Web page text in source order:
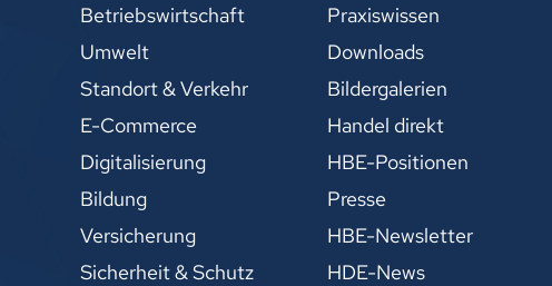
Betriebswirtschaft
Umwelt
Standort & Verkehr
E-Commerce
Digitalisierung
Bildung
Versicherung
Sicherheit & Schutz
Praxiswissen
Downloads
Bildergalerien
Handel direkt
HBE-Positionen
Presse
HBE-Newsletter
HDE-News